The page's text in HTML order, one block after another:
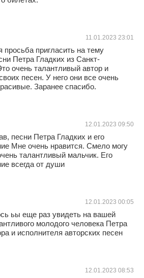
11.01.2023 23:01
просьба пригласить на тему
Петра Гладких из Санкт-
очень талантливый автор и
песен. У него они все очень
Заранее спасибо.
12.01.2023 09:50
песни Петра Гладких и его
Мне очень нравится. Смело могу
талантливый мальчик. Его
всегда от души
12.01.2023 00:05
ьы еще раз увидеть на вашей
молодого человека Петра
и исполнителя авторских песен
12.01.2023 08:53